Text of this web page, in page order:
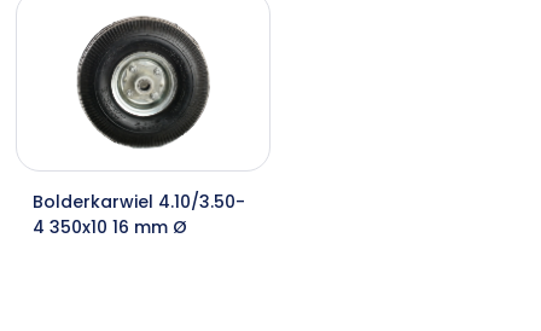
Bolderkarwiel 4.10/3.50-
4 350x10 16 mm Ø